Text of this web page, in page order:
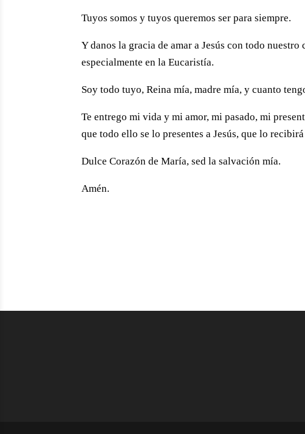
Tuyos somos y tuyos queremos ser para siempre.
Y danos la gracia de amar a Jesús con todo
especialmente en la Eucaristía.
Soy todo tuyo, Reina mía, madre mía, y cuanto
Te entrego mi vida y mi amor, mi pasado, mi
que todo ello se lo presentes a Jesús, que lo
Dulce Corazón de María, sed la salvación mía.
Amén.